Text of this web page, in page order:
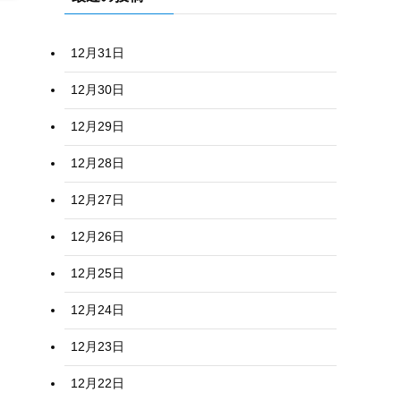
12月31日
12月30日
12月29日
12月28日
12月27日
12月26日
12月25日
12月24日
12月23日
12月22日